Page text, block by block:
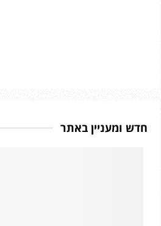
חדש ומעניין באתר